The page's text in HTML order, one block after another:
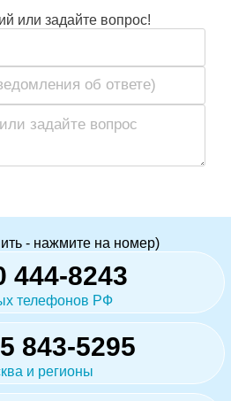
или задайте вопрос!
- нажмите на номер)
444-8243
телефонов РФ
843-5295
и регионы